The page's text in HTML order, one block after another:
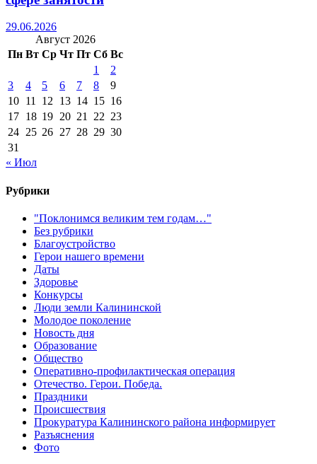
29.06.2026
Август 2026
Пн Вт Ср Чт Пт Сб Вс
1
2
3
4 5 6 7 8
9
10 11 12 13 14 15 16
17 18 19 20 21 22 23
24 25 26 27 28 29 30
31
« Июл
Рубрики
"Поклонимся великим тем годам…"
Без рубрики
Благоустройство
Герои нашего времени
Даты
Здоровье
Конкурсы
Люди земли Калининской
Молодое поколение
Новость дня
Образование
Общество
Оперативно-профилактическая операция
Отечество. Герои. Победа.
Праздники
Происшествия
Прокуратура Калининского района информирует
Разъяснения
Фото